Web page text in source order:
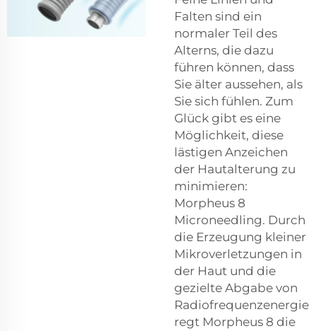
Falten sind ein
normaler Teil des
Alterns, die dazu
führen können, dass
Sie älter aussehen, als
Sie sich fühlen. Zum
Glück gibt es eine
Möglichkeit, diese
lästigen Anzeichen
der Hautalterung zu
minimieren:
Morpheus 8
Microneedling. Durch
die Erzeugung kleiner
Mikroverletzungen in
der Haut und die
gezielte Abgabe von
Radiofrequenzenergie
regt Morpheus 8 die